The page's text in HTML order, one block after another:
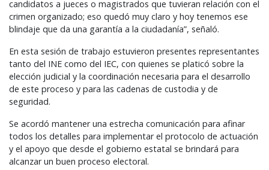
candidatos a jueces o magistrados que tuvieran relación con el
crimen organizado; eso quedó muy claro y hoy tenemos ese
blindaje que da una garantía a la ciudadanía”, señaló.
En esta sesión de trabajo estuvieron presentes representantes
tanto del INE como del IEC, con quienes se platicó sobre la
elección judicial y la coordinación necesaria para el desarrollo
de este proceso y para las cadenas de custodia y de
seguridad.
Se acordó mantener una estrecha comunicación para afinar
todos los detalles para implementar el protocolo de actuación
y el apoyo que desde el gobierno estatal se brindará para
alcanzar un buen proceso electoral.